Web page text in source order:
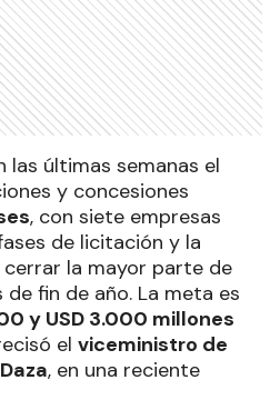
las últimas semanas el
y concesiones
, con siete empresas
de licitación y la
la mayor parte de
fin de año. La meta es
y USD 3.000 millones
el viceministro de
, en una reciente